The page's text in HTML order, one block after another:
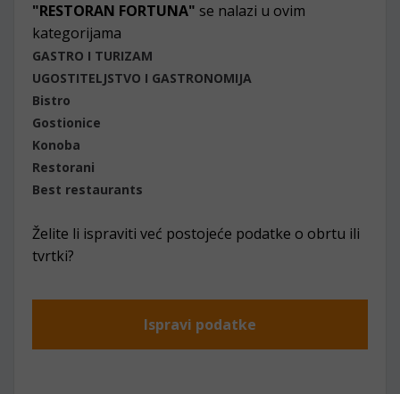
"RESTORAN FORTUNA" se nalazi u ovim
kategorijama
GASTRO I TURIZAM
UGOSTITELJSTVO I GASTRONOMIJA
Bistro
Gostionice
Konoba
Restorani
Best restaurants
Želite li ispraviti već postojeće podatke o obrtu ili
tvrtki?
Ispravi podatke